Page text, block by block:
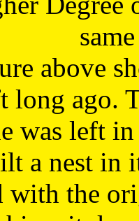
above
long ago.
was left
a nest in
with the